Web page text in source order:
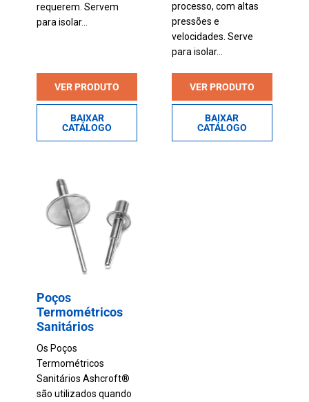
requerem. Servem
para isolar...
VER PRODUTO
BAIXAR
CATÁLOGO
processo, com altas
pressões e
velocidades. Serve
para isolar...
VER PRODUTO
BAIXAR
CATÁLOGO
Poços
Termométricos
Sanitários
Os Poços
Termométricos
Sanitários Ashcroft®
são utilizados quando